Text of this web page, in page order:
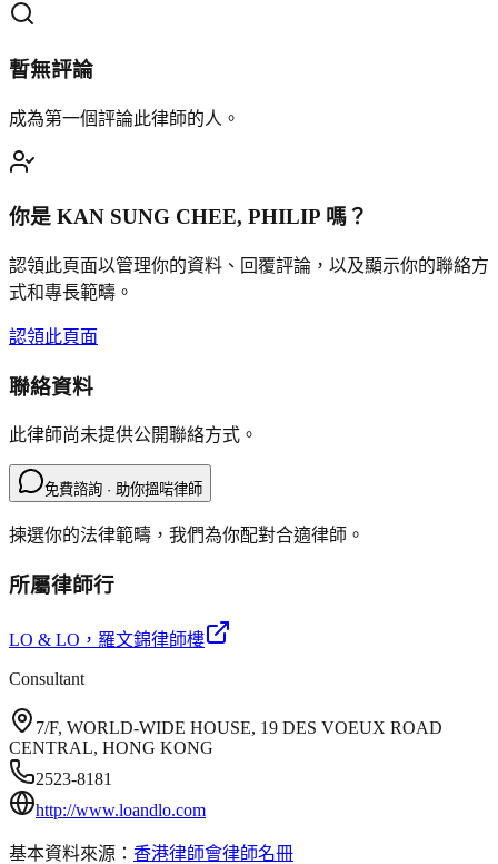
暫無評論
成為第一個評論此律師的人。
你是 KAN SUNG CHEE, PHILIP 嗎？
認領此頁面以管理你的資料、回覆評論，以及顯示你的聯絡方
式和專長範疇。
認領此頁面
聯絡資料
此律師尚未提供公開聯絡方式。
免費諮詢 · 助你搵啱律師
揀選你的法律範疇，我們為你配對合適律師。
所屬律師行
LO & LO ，羅文錦律師樓
Consultant
7/F, WORLD-WIDE HOUSE, 19 DES VOEUX ROAD
CENTRAL, HONG KONG
2523-8181
http://www.loandlo.com
基本資料來源： 香港律師會律師名冊